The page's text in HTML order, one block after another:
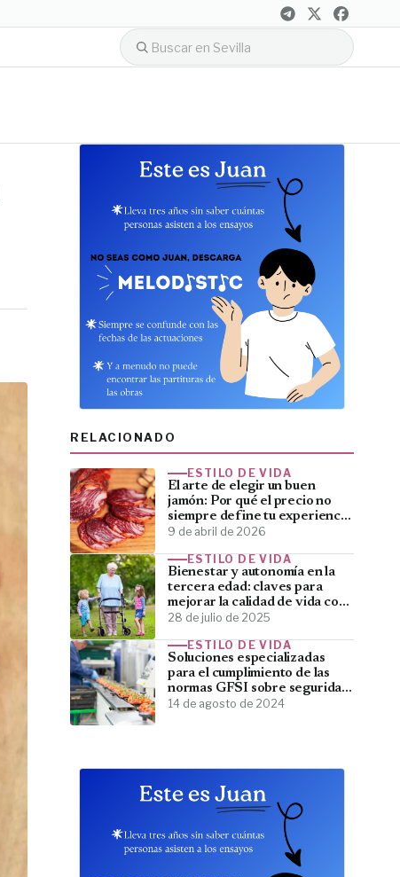
RELACIONADO
ESTILO DE VIDA
​El arte de elegir un buen
jamón: Por qué el precio no
siempre define tu experiencia
en el plato
9 de abril de 2026
ESTILO DE VIDA
Bienestar y autonomía en la
tercera edad: claves para
mejorar la calidad de vida con
productos adaptados
28 de julio de 2025
ESTILO DE VIDA
Soluciones especializadas
para el cumplimiento de las
normas GFSI sobre seguridad
alimentaria, con Ingade
14 de agosto de 2024